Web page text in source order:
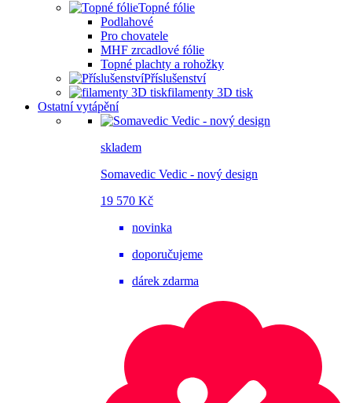
Topné fólie
Podlahové
Pro chovatele
MHF zrcadlové fólie
Topné plachty a rohožky
Příslušenství
filamenty 3D tisk
Ostatní vytápění
skladem
Somavedic Vedic - nový design
19 570 Kč
novinka
doporučujeme
dárek zdarma